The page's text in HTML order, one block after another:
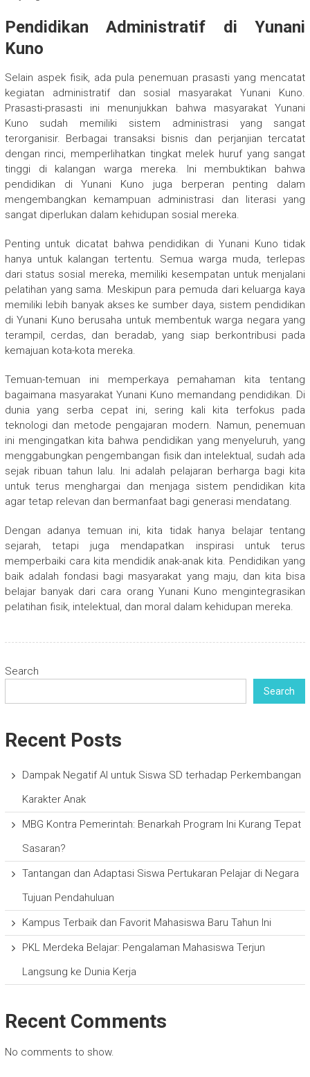
Pendidikan Administratif di Yunani
Kuno
Selain aspek fisik, ada pula penemuan prasasti yang mencatat
kegiatan administratif dan sosial masyarakat Yunani Kuno.
Prasasti-prasasti ini menunjukkan bahwa masyarakat Yunani
Kuno sudah memiliki sistem administrasi yang sangat
terorganisir. Berbagai transaksi bisnis dan perjanjian tercatat
dengan rinci, memperlihatkan tingkat melek huruf yang sangat
tinggi di kalangan warga mereka. Ini membuktikan bahwa
pendidikan di Yunani Kuno juga berperan penting dalam
mengembangkan kemampuan administrasi dan literasi yang
sangat diperlukan dalam kehidupan sosial mereka.
Penting untuk dicatat bahwa pendidikan di Yunani Kuno tidak
hanya untuk kalangan tertentu. Semua warga muda, terlepas
dari status sosial mereka, memiliki kesempatan untuk menjalani
pelatihan yang sama. Meskipun para pemuda dari keluarga kaya
memiliki lebih banyak akses ke sumber daya, sistem pendidikan
di Yunani Kuno berusaha untuk membentuk warga negara yang
terampil, cerdas, dan beradab, yang siap berkontribusi pada
kemajuan kota-kota mereka.
Temuan-temuan ini memperkaya pemahaman kita tentang
bagaimana masyarakat Yunani Kuno memandang pendidikan. Di
dunia yang serba cepat ini, sering kali kita terfokus pada
teknologi dan metode pengajaran modern. Namun, penemuan
ini mengingatkan kita bahwa pendidikan yang menyeluruh, yang
menggabungkan pengembangan fisik dan intelektual, sudah ada
sejak ribuan tahun lalu. Ini adalah pelajaran berharga bagi kita
untuk terus menghargai dan menjaga sistem pendidikan kita
agar tetap relevan dan bermanfaat bagi generasi mendatang.
Dengan adanya temuan ini, kita tidak hanya belajar tentang
sejarah, tetapi juga mendapatkan inspirasi untuk terus
memperbaiki cara kita mendidik anak-anak kita. Pendidikan yang
baik adalah fondasi bagi masyarakat yang maju, dan kita bisa
belajar banyak dari cara orang Yunani Kuno mengintegrasikan
pelatihan fisik, intelektual, dan moral dalam kehidupan mereka.
Search
Search
Recent Posts
Dampak Negatif AI untuk Siswa SD terhadap Perkembangan
Karakter Anak
MBG Kontra Pemerintah: Benarkah Program Ini Kurang Tepat
Sasaran?
Tantangan dan Adaptasi Siswa Pertukaran Pelajar di Negara
Tujuan Pendahuluan
Kampus Terbaik dan Favorit Mahasiswa Baru Tahun Ini
PKL Merdeka Belajar: Pengalaman Mahasiswa Terjun
Langsung ke Dunia Kerja
Recent Comments
No comments to show.